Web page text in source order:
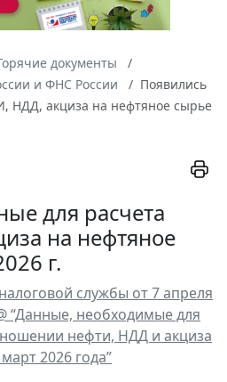
документы
и ФНС России
Появились
НДД, акциза на нефтяное сырье
для расчета
на нефтяное
г.
службы от 7 апреля
“Данные, необходимые для
нефти, НДД и акциза
2026 года”